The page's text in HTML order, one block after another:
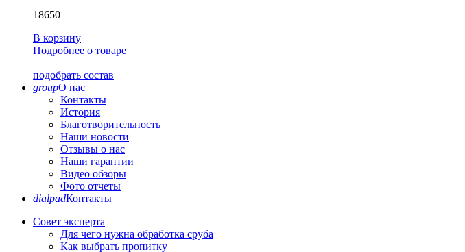
18650
В корзину
Подробнее о товаре
подобрать состав
groupО нас
Контакты
История
Благотворительность
Наши новости
Отзывы о нас
Наши гарантии
Видео обзоры
Фото отчеты
dialpadКонтакты
Совет эксперта
Для чего нужна обработка сруба
Как выбрать пропитку